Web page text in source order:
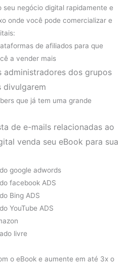
negócio digital rapidamente e
onde você pode comercializar e
de afiliados para que
a vender mais
administradores dos grupos
divulgarem
que já tem uma grande
de e-mails relacionadas ao
venda seu eBook para sua
google adwords
facebook ADS
Bing ADS
YouTube ADS
livre
o eBook e aumente em até 3x o